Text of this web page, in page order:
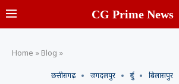
CG Prime News
Home » Blog »
छत्तीसगढ़ जगदलपुर दुर्ग बिलासपुर